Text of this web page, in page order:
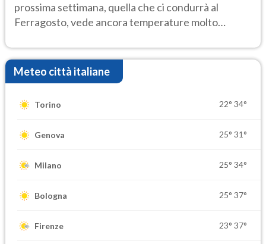
prossima settimana, quella che ci condurrà al
Ferragosto, vede ancora temperature molto
Meteo città italiane
Torino 22° 34°
Genova 25° 31°
Milano 25° 34°
Bologna 25° 37°
Firenze 23° 37°